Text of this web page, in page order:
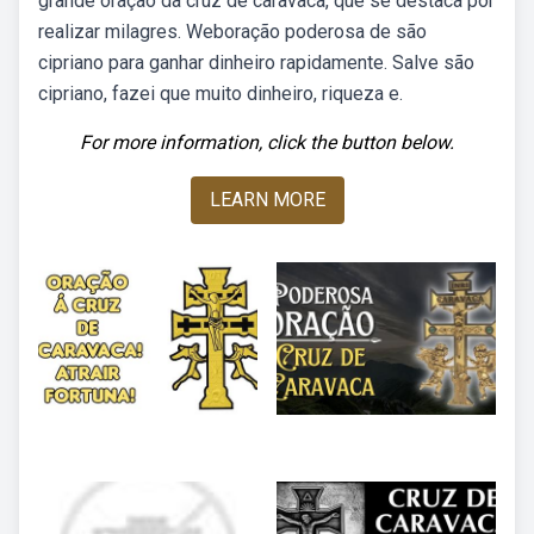
realizar milagres. Weboração poderosa de são
cipriano para ganhar dinheiro rapidamente. Salve são
cipriano, fazei que muito dinheiro, riqueza e.
For more information, click the button below.
LEARN MORE